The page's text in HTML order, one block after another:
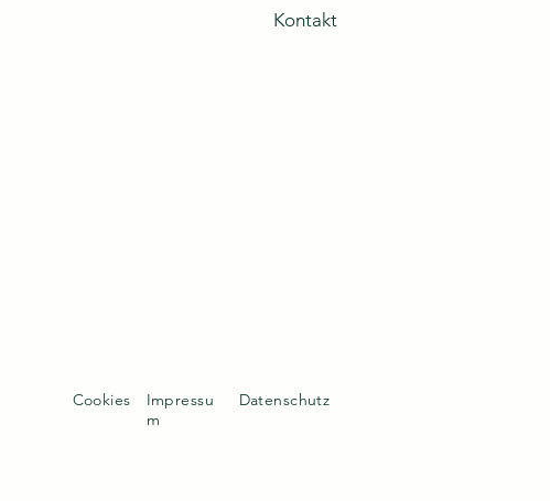
Kontakt
Cookies
Impressu
m
Datenschutz